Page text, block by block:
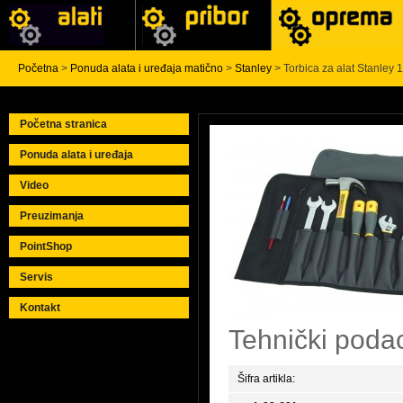
Početna > Ponuda alata i uređaja matično > Stanley > Torbica za alat Stanley
Početna stranica
Ponuda alata i uređaja
Video
Preuzimanja
PointShop
Servis
Kontakt
Tehnički
Šifra artikla: